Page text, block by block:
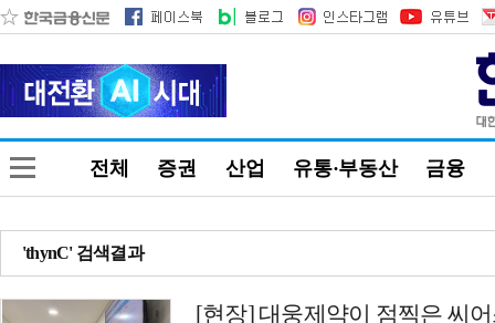
전체 증권 산업 유통·부동산 금융
'thynC' 검색결과